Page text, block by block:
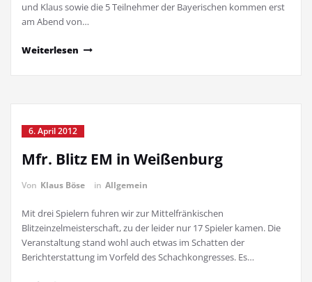
und Klaus sowie die 5 Teilnehmer der Bayerischen kommen erst
am Abend von…
Weiterlesen
6. April 2012
Mfr. Blitz EM in Weißenburg
Von Klaus Böse in Allgemein
Mit drei Spielern fuhren wir zur Mittelfränkischen
Blitzeinzelmeisterschaft, zu der leider nur 17 Spieler kamen. Die
Veranstaltung stand wohl auch etwas im Schatten der
Berichterstattung im Vorfeld des Schachkongresses. Es…